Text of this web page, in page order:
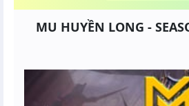
MU HUYỀN LONG -